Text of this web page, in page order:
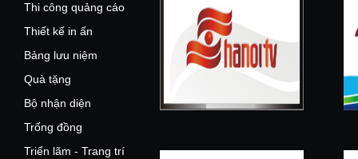
Thi công quảng cáo
Thiết kế in ấn
Bảng lưu niệm
Quà tặng
Bộ nhận diện
Trống đồng
Triển lãm - Trang trí